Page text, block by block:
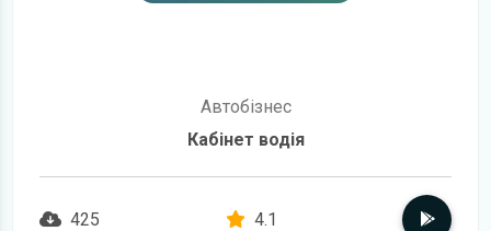
Автобізнес
Кабінет водія
425
4.1